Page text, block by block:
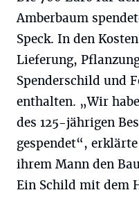
Amberbaum
Speck. In den
Lieferung,
Spenderschild und
enthalten. „Wir
des 125-jährigen
gespendet“,
ihrem Mann den
Ein Schild mit dem